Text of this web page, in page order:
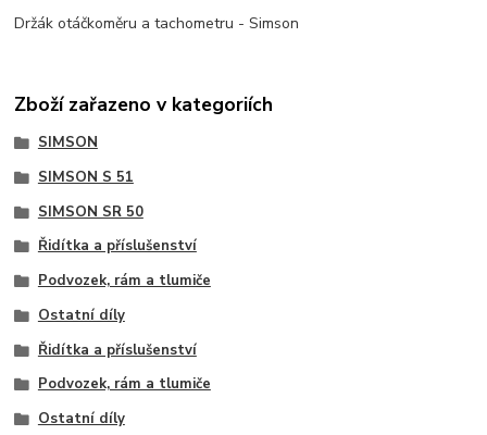
Držák otáčkoměru a tachometru - Simson
Zboží zařazeno v kategoriích
SIMSON
SIMSON S 51
SIMSON SR 50
Řidítka a příslušenství
Podvozek, rám a tlumiče
Ostatní díly
Řidítka a příslušenství
Podvozek, rám a tlumiče
Ostatní díly